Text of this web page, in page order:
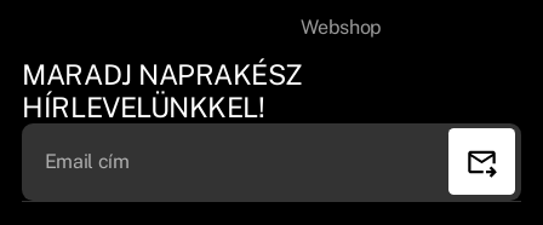
Webshop
MARADJ NAPRAKÉSZ
HÍRLEVELÜNKKEL!